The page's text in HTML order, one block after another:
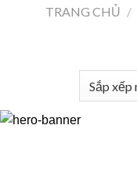
TRANG CHỦ /